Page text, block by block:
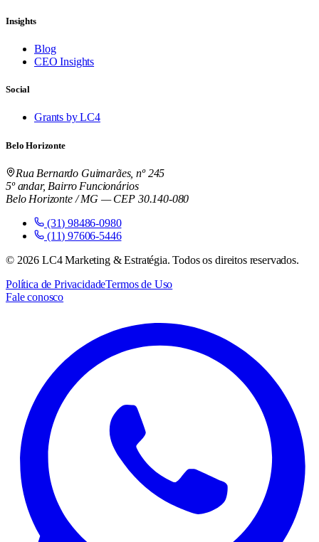
Insights
Blog
CEO Insights
Social
Grants by LC4
Belo Horizonte
Rua Bernardo Guimarães, nº 245
5º andar, Bairro Funcionários
Belo Horizonte / MG — CEP 30.140-080
(31) 98486-0980
(11) 97606-5446
© 2026 LC4 Marketing & Estratégia. Todos os direitos reservados.
Política de PrivacidadeTermos de Uso
Fale conosco